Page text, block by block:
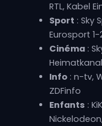
RTL, Kabel
Sport : Sky
Eurosport 1-
Cinéma:
Info: n-tv,
ZDFinfo
Enfants :